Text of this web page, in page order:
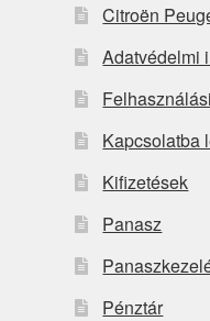
Citroën
Adatvédelmi
Kapcsolatba
Kifizetések
Panasz
Pénztár